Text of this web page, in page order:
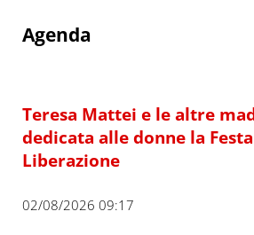
Agenda
Teresa Mattei e le altre
dedicata alle donne la
Liberazione
02/08/2026 09:17